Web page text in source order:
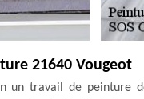
21640 Vougeot
un travail de peinture